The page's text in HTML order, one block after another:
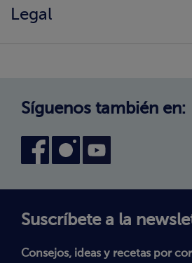
Cambio de zona
Nuestros valores
Legal
Declaración de accesibilidad
Política de Cookies
Términos y Condiciones
Síguenos también en:
Suscríbete a la
Consejos, ideas y recetas por